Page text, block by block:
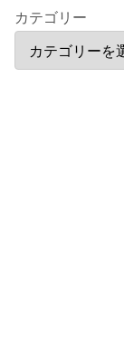
カテゴリー